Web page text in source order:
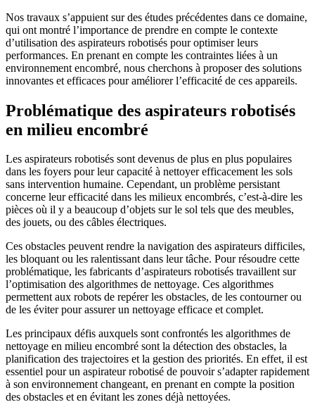
Nos travaux s’appuient sur des études précédentes dans ce domaine,
qui ont montré l’importance de prendre en compte le contexte
d’utilisation des aspirateurs robotisés pour optimiser leurs
performances. En prenant en compte les contraintes liées à un
environnement encombré, nous cherchons à proposer des solutions
innovantes et efficaces pour améliorer l’efficacité de ces appareils.
Problématique des aspirateurs robotisés
en milieu encombré
Les aspirateurs robotisés sont devenus de plus en plus populaires
dans les foyers pour leur capacité à nettoyer efficacement les sols
sans intervention humaine. Cependant, un problème persistant
concerne leur efficacité dans les milieux encombrés, c’est-à-dire les
pièces où il y a beaucoup d’objets sur le sol tels que des meubles,
des jouets, ou des câbles électriques.
Ces obstacles peuvent rendre la navigation des aspirateurs difficiles,
les bloquant ou les ralentissant dans leur tâche. Pour résoudre cette
problématique, les fabricants d’aspirateurs robotisés travaillent sur
l’optimisation des algorithmes de nettoyage. Ces algorithmes
permettent aux robots de repérer les obstacles, de les contourner ou
de les éviter pour assurer un nettoyage efficace et complet.
Les principaux défis auxquels sont confrontés les algorithmes de
nettoyage en milieu encombré sont la détection des obstacles, la
planification des trajectoires et la gestion des priorités. En effet, il est
essentiel pour un aspirateur robotisé de pouvoir s’adapter rapidement
à son environnement changeant, en prenant en compte la position
des obstacles et en évitant les zones déjà nettoyées.